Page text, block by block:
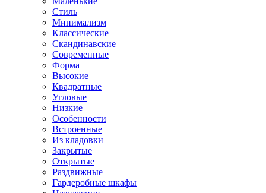
Стиль
Минимализм
Классические
Скандинавские
Современные
Форма
Высокие
Квадратные
Угловые
Низкие
Особенности
Встроенные
Из кладовки
Закрытые
Открытые
Раздвижные
Гардеробные шкафы